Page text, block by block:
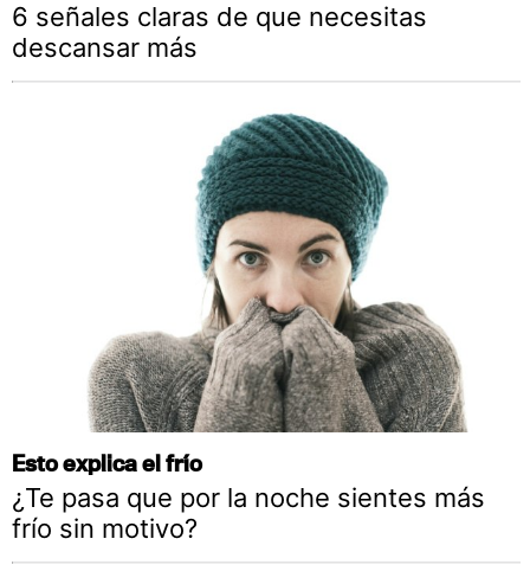
6 señales claras de que necesitas
descansar más
Esto explica el frío
¿Te pasa que por la noche sientes más
frío sin motivo?